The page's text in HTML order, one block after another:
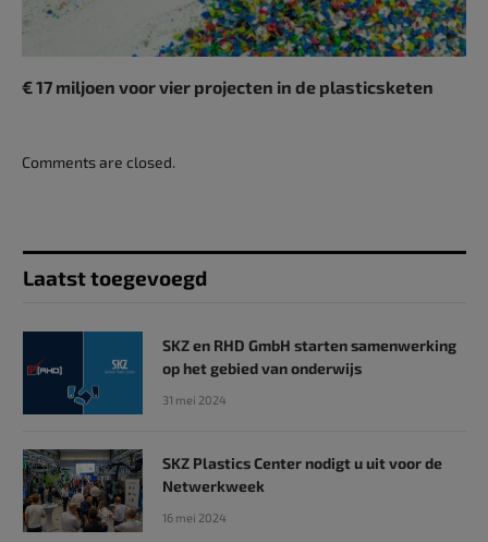
€ 17 miljoen voor vier projecten in de plasticsketen
Comments are closed.
Laatst toegevoegd
SKZ en RHD GmbH starten samenwerking
op het gebied van onderwijs
31 mei 2024
SKZ Plastics Center nodigt u uit voor de
Netwerkweek
16 mei 2024